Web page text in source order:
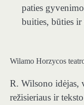
paties
buities, būties
Wilamo Horzycos
R. Wilsono idėjas,
režisieriaus ir